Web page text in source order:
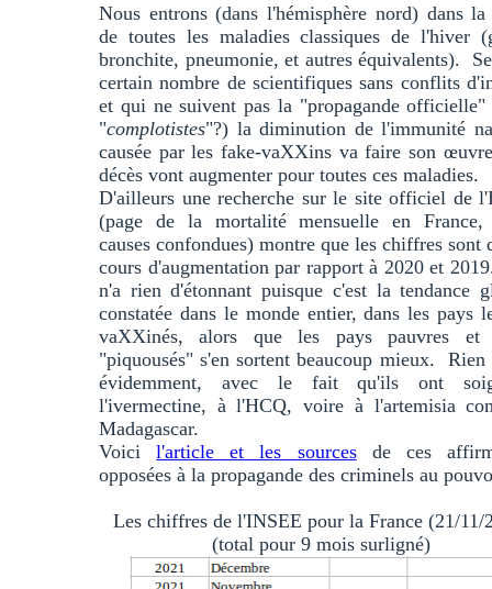
Nous entrons (dans l'hémisphère nord) dans la
de toutes les maladies classiques de l'hiver
bronchite, pneumonie, et autres équivalents).
certain nombre de scientifiques sans conflits
et qui ne suivent pas la "propagande officielle"
"complotistes"?) la diminution de l'immunité
causée par les fake-vaXXins va faire son
décès vont augmenter pour toutes ces maladies.
D'ailleurs une recherche sur le site officiel de
(page de la mortalité mensuelle en France,
causes confondues) montre que les chiffres sont
cours d'augmentation par rapport à 2020 et
n'a rien d'étonnant puisque c'est la tendance
constatée dans le monde entier, dans les pays
vaXXinés, alors que les pays pauvres et
"piquousés" s'en sortent beaucoup mieux.
évidemment, avec le fait qu'ils ont
l'ivermectine, à l'HCQ, voire à l'artemisia
Madagascar.
Voicil'article et les sourcesde ces
opposées à la propagande des criminels au
Les chiffres de l'INSEE pour la France (21/11/
(total pour 9 mois surligné)